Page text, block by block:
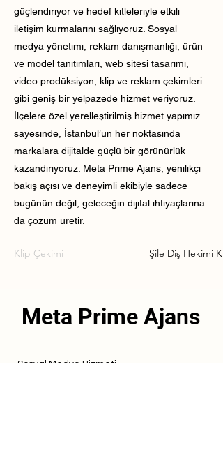
güçlendiriyor ve hedef kitleleriyle etkili
iletişim kurmalarını sağlıyoruz. Sosyal
medya yönetimi, reklam danışmanlığı, ürün
ve model tanıtımları, web sitesi tasarımı,
video prodüksiyon, klip ve reklam çekimleri
gibi geniş bir yelpazede hizmet veriyoruz.
İlçelere özel yerelleştirilmiş hizmet yapımız
sayesinde, İstanbul’un her noktasında
markalara dijitalde güçlü bir görünürlük
kazandırıyoruz. Meta Prime Ajans, yenilikçi
bakış açısı ve deneyimli ekibiyle sadece
bugünün değil, geleceğin dijital ihtiyaçlarına
da çözüm üretir.
Klip Çekimi Şile Diş Hekimi
Meta Prime Ajans
Sosyal Medya Hizmeti